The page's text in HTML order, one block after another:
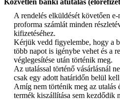
A rendelés elküldését követően
proforma számlát minden
kifizetéséhez.
Kérjük vedd figyelembe, hogy a
több napot is igénybe vehet és a
véglegesítése után történik meg.
Az utalással történő vásárlásnál
csak egy adott határidőn belül
Amíg nem történik meg az utalás
termék kiszállítása sem kezdődik